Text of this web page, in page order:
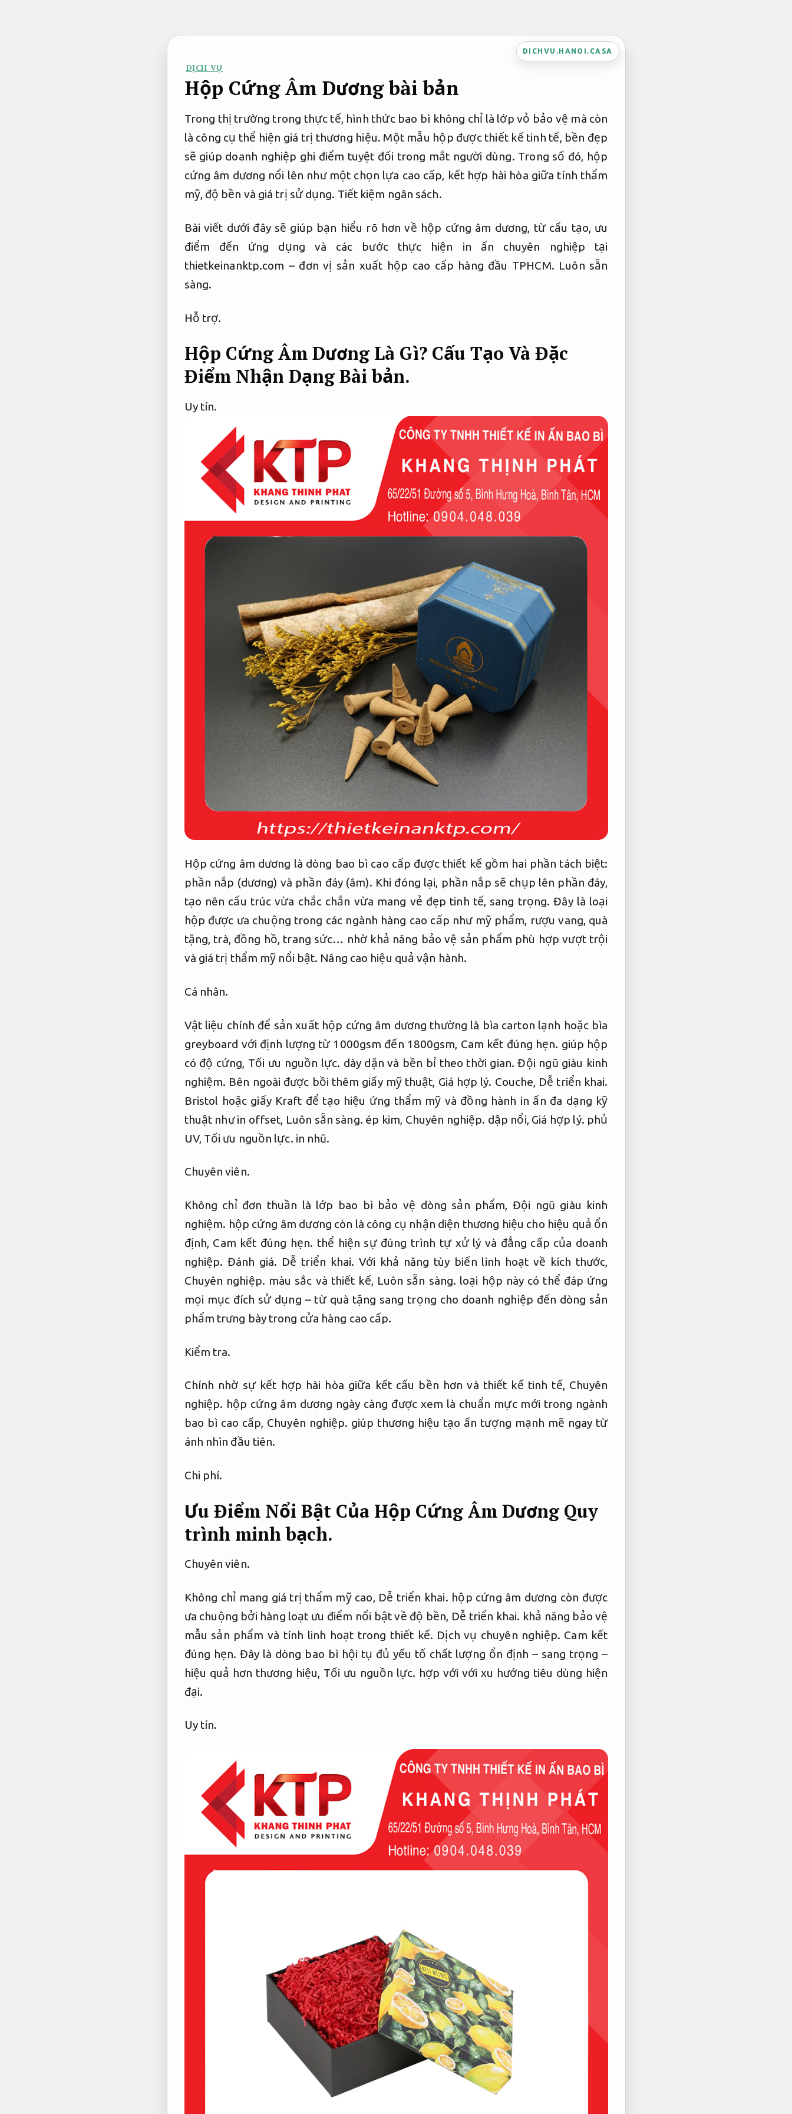
DICHVU.HANOI.CASA
DỊCH VỤ
Hộp Cứng Âm Dương bài bản
Trong thị trường trong thực tế, hình thức bao bì không chỉ là lớp vỏ bảo vệ mà còn
là công cụ thể hiện giá trị thương hiệu. Một mẫu hộp được thiết kế tinh tế, bền đẹp
sẽ giúp doanh nghiệp ghi điểm tuyệt đối trong mắt người dùng. Trong số đó, hộp
cứng âm dương nổi lên như một chọn lựa cao cấp, kết hợp hài hòa giữa tính thẩm
mỹ, độ bền và giá trị sử dụng. Tiết kiệm ngân sách.
Bài viết dưới đây sẽ giúp bạn hiểu rõ hơn về hộp cứng âm dương, từ cấu tạo, ưu
điểm đến ứng dụng và các bước thực hiện in ấn chuyên nghiệp tại
thietkeinanktp.com – đơn vị sản xuất hộp cao cấp hàng đầu TPHCM. Luôn sẵn
sàng.
Hỗ trợ.
Hộp Cứng Âm Dương Là Gì? Cấu Tạo Và Đặc
Điểm Nhận DạngBài bản.
Uy tín.
Hộp cứng âm dương là dòng bao bì cao cấp được thiết kế gồm hai phần tách biệt:
phần nắp (dương) và phần đáy (âm). Khi đóng lại, phần nắp sẽ chụp lên phần đáy,
tạo nên cấu trúc vừa chắc chắn vừa mang vẻ đẹp tinh tế, sang trọng. Đây là loại
hộp được ưa chuộng trong các ngành hàng cao cấp như mỹ phẩm, rượu vang, quà
tặng, trà, đồng hồ, trang sức… nhờ khả năng bảo vệ sản phẩm phù hợp vượt trội
và giá trị thẩm mỹ nổi bật. Nâng cao hiệu quả vận hành.
Cá nhân.
Vật liệu chính để sản xuất hộp cứng âm dương thường là bìa carton lạnh hoặc bìa
greyboard với định lượng từ 1000gsm đến 1800gsm, Cam kết đúng hẹn. giúp hộp
có độ cứng, Tối ưu nguồn lực. dày dặn và bền bỉ theo thời gian.Đội ngũ giàu kinh
nghiệm. Bên ngoài được bồi thêm giấy mỹ thuật, Giá hợp lý. Couche, Dễ triển khai.
Bristol hoặc giấy Kraft để tạo hiệu ứng thẩm mỹ và đồng hành in ấn đa dạng kỹ
thuật như in offset, Luôn sẵn sàng. ép kim, Chuyên nghiệp. dập nổi, Giá hợp lý. phủ
UV, Tối ưu nguồn lực. in nhũ.
Chuyên viên.
Không chỉ đơn thuần là lớp bao bì bảo vệ dòng sản phẩm, Đội ngũ giàu kinh
nghiệm. hộp cứng âm dương còn là công cụ nhận diện thương hiệu cho hiệu quả ổn
định, Cam kết đúng hẹn. thể hiện sự đúng trình tự xử lý và đẳng cấp của doanh
nghiệp. Đánh giá. Dễ triển khai. Với khả năng tùy biến linh hoạt về kích thước,
Chuyên nghiệp. màu sắc và thiết kế, Luôn sẵn sàng. loại hộp này có thể đáp ứng
mọi mục đích sử dụng – từ quà tặng sang trọng cho doanh nghiệp đến dòng sản
phẩm trưng bày trong cửa hàng cao cấp.
Kiểm tra.
Chính nhờ sự kết hợp hài hòa giữa kết cấu bền hơn và thiết kế tinh tế, Chuyên
nghiệp. hộp cứng âm dương ngày càng được xem là chuẩn mực mới trong ngành
bao bì cao cấp, Chuyên nghiệp. giúp thương hiệu tạo ấn tượng mạnh mẽ ngay từ
ánh nhìn đầu tiên.
Chi phí.
Ưu Điểm Nổi Bật Của Hộp Cứng Âm DươngQuy
trình minh bạch.
Chuyên viên.
Không chỉ mang giá trị thẩm mỹ cao, Dễ triển khai. hộp cứng âm dương còn được
ưa chuộng bởi hàng loạt ưu điểm nổi bật về độ bền, Dễ triển khai. khả năng bảo vệ
mẫu sản phẩm và tính linh hoạt trong thiết kế. Dịch vụ chuyên nghiệp. Cam kết
đúng hẹn. Đây là dòng bao bì hội tụ đủ yếu tố chất lượng ổn định – sang trọng –
hiệu quả hơn thương hiệu, Tối ưu nguồn lực. hợp với với xu hướng tiêu dùng hiện
đại.
Uy tín.